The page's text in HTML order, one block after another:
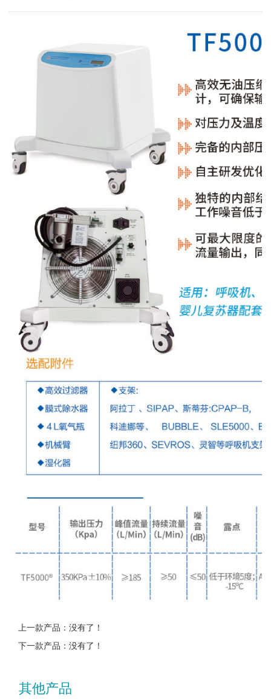
上一款产品：没有了！
下一款产品：没有了！
其他产品